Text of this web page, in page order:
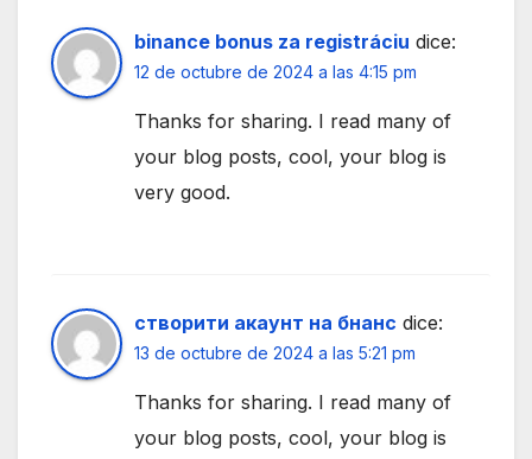
binance bonus za registráciu dice:
12 de octubre de 2024 a las 4:15 pm
Thanks for sharing. I read many of
your blog posts, cool, your blog is
very good.
створити акаунт на бнанс dice:
13 de octubre de 2024 a las 5:21 pm
Thanks for sharing. I read many of
your blog posts, cool, your blog is